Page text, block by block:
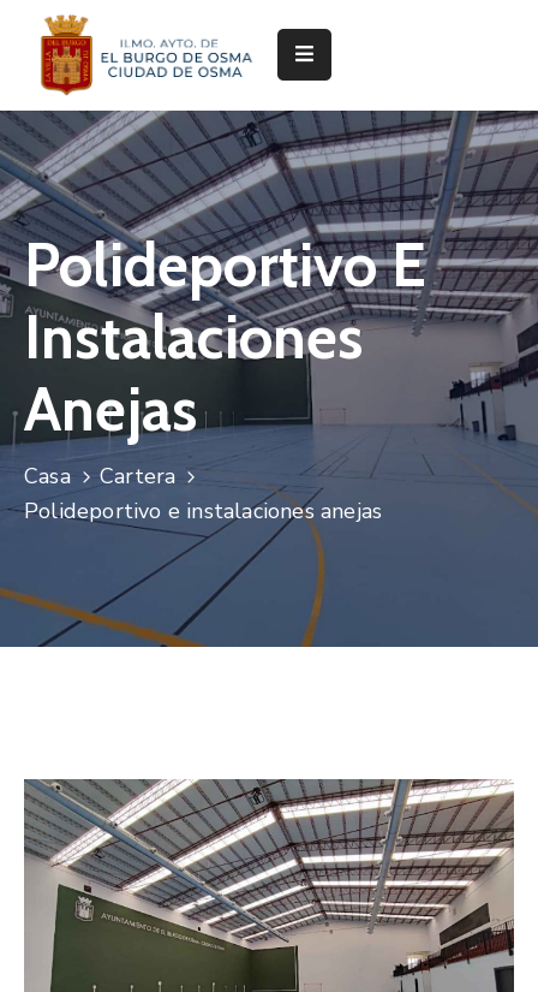
Ayuntamiento
Servicios
Festejos
Servicios
Deportivos
Cultura
Turismo
Pedanías
Trámites
Galería
Polideportivo E
Instalaciones
Anejas
Casa
Cartera
Polideportivo e instalaciones anejas